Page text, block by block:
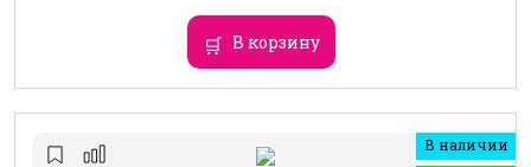
В корзину
В наличии